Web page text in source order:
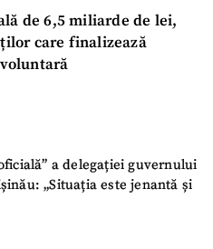
de 6,5 miliarde de lei,
care finalizează
a delegației guvernului
„Situația este jenantă și